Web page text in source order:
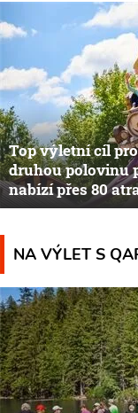
Top výletní cíl
druhou polovinu
nabízí přes 80
NA VÝLET S